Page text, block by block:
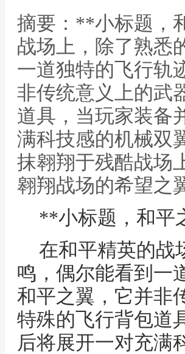
摘要：**小标题，
战场上，除了熟悉
一道独特的飞行轨
非传统意义上的武
道具，当玩家装备
满科技感的机械双
抹翱翔于残酷战场
翱翔战场的希望之
**小标题，和平
在和平精英的战
鸣，偶尔能看到一
和平之翼，它并非
特殊的飞行背包道
后将展开一对充满